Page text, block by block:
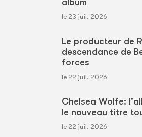
album
le 23 juil. 2026
Le producteur de
descendance de
forces
le 22 juil. 2026
Chelsea Wolfe:
le nouveau titre
le 22 juil. 2026